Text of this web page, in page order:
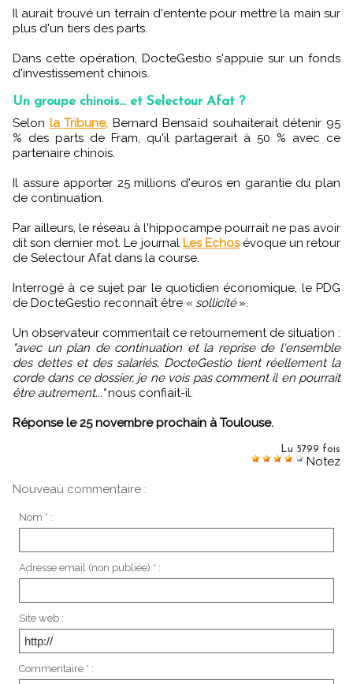
Il aurait trouvé un terrain d'entente pour mettre la main sur
plus d'un tiers des parts.
Dans cette opération, DocteGestio s'appuie sur un fonds
d'investissement chinois.
Un groupe chinois... et Selectour Afat ?
Selon la Tribune, Bernard Bensaïd souhaiterait détenir 95
% des parts de Fram, qu'il partagerait à 50 % avec ce
partenaire chinois.
Il assure apporter 25 millions d'euros en garantie du plan
de continuation.
Par ailleurs, le réseau à l'hippocampe pourrait ne pas avoir
dit son dernier mot. Le journal Les Echosévoque un retour
de Selectour Afat dans la course.
Interrogé à ce sujet par le quotidien économique, le PDG
de DocteGestio reconnaît être « sollicité».
Un observateur commentait ce retournement de situation :
"avec un plan de continuation et la reprise de l'ensemble
des dettes et des salariés, DocteGestio tient réellement la
corde dans ce dossier, je ne vois pas comment il en pourrait
être autrement..."nous confiait-il.
Réponse le 25 novembre prochain à Toulouse.
Lu 5799 fois
Notez
Nouveau commentaire :
Nom * :
Adresse email (non publiée) * :
Site web :
Commentaire * :